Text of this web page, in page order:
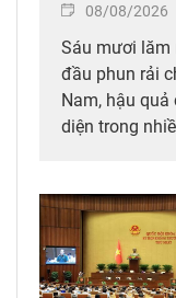
08/08/2026
Sáu mươi lăm
đầu phun rải
Nam, hậu
diện trong
diễn ra tại các
tiếp tục bằng
những người
bỏ lại với hậu